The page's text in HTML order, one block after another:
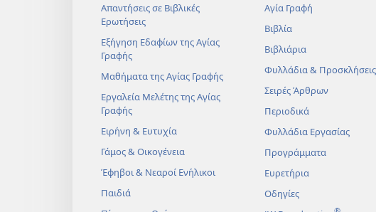
Απαντήσεις σε Βιβλικές
Ερωτήσεις
Εξήγηση Εδαφίων της Αγίας
Γραφής
Μαθήματα της Αγίας Γραφής
Εργαλεία Μελέτης της Αγίας
Γραφής
Ειρήνη & Ευτυχία
Γάμος & Οικογένεια
Έφηβοι & Νεαροί Ενήλικοι
Παιδιά
Αγία Γραφή
Βιβλία
Βιβλιάρια
Φυλλάδια & Προσκλήσεις
Σειρές Άρθρων
Περιοδικά
Φυλλάδια Εργασίας
Προγράμματα
Ευρετήρια
Οδηγίες